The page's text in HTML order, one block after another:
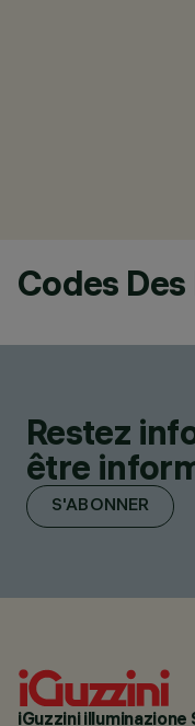
Codes
Restez
être
S'ABONNER
iGuzzini illuminazione